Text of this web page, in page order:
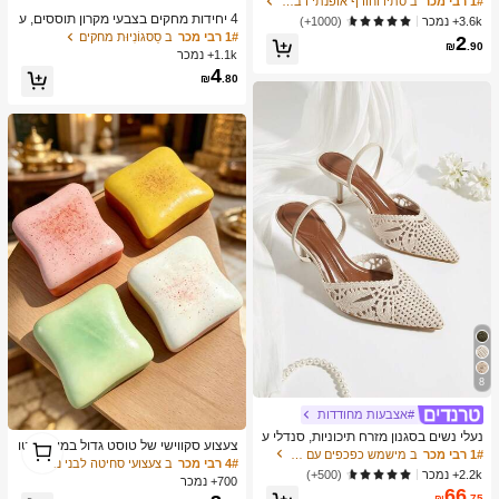
בעלות אלסטיות גבוהה, מחזיקי זנב סוס,
אביזרי שיער, להשלמת תלבושת סתווית
3.6k+ נמכר
(1000+)
₪2.90
8
#אצבעות מחודדות
נעלי נשים בסגנון מזרח תיכוניות, סנדלי ע
קב גבוהים עם גב מחודד וארוגים בצבע
משמש, תלבושות קיץ
1# רבי מכר
2.2k+ נמכר
(500+)
4 יחידות מחקים בצבעי מקרון תוססים, ע
יצוב קריקטורה יצירתי, צורה מלבנית עמי
דה, מנגנון החלקה קל, מתאים ללמידה ו
ציוד משרדי, צבעים מרובים, אסתטי
1# רבי מכר
ב סַסגוֹנִיוּת מחקים
1.1k+ נמכר
₪4.80
צעצוע סקווישי של טוסט גדול במיוחד, טו
סט חמאה רך מאוד להפגת מתחים, זמין
בוורוד, צהוב, לבן וירוק, צעצוע סקווישי ל
הפגת מתחים -- מושלם למתנות יום הולד
4# רבי מכר
ב צעצועי סחיטה לבני נוער
700+ נמכר